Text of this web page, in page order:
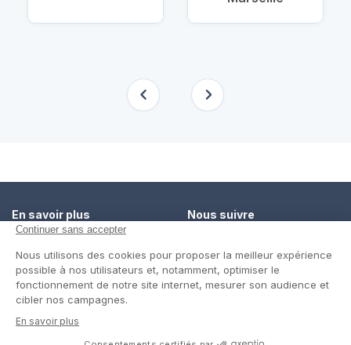
En savoir plus
Un service de confiance
Contact
Nous suivre
Twitter
Blog